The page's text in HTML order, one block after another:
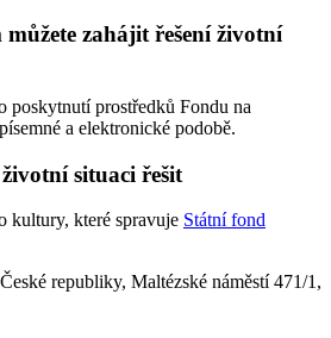
zahájit řešení životní
poskytnutí prostředků Fondu na
a elektronické podobě.
situaci řešit
kultury, které spravuje Státní fond
republiky, Maltézské náměstí 471/1,